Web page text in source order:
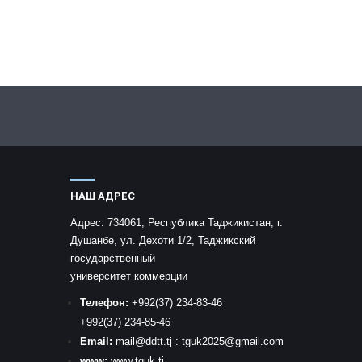
НАШ АДРЕС
Адрес: 734061, Республика Таджикистан, г.
Душанбе, ул. Дехоти 1/2, Таджикский
государственный
университет коммерции
Телефон: +992(37) 234-83-46
+992(37) 234-85-46
Email: mail @ddtt.tj : tguk2025@gmail.com